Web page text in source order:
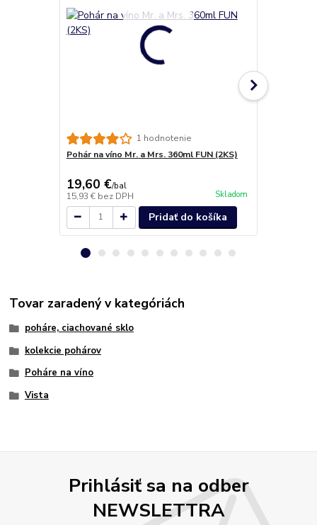
1 hodnotenie
Pohár na víno Mr. a Mrs. 360ml FUN (2KS)
19,60 €/bal
15,93 € bez DPH Skladom
Pridať do košíka
Tovar zaradený v kategóriách
poháre, ciachované sklo
kolekcie pohárov
Poháre na víno
Vista
Prihlásiť sa na odber
NEWSLETTRA